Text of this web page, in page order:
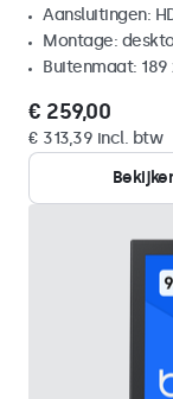
Aansluitingen:
Montage:
Buitenmaat: 189
€ 259,00
€ 313,39 incl. btw